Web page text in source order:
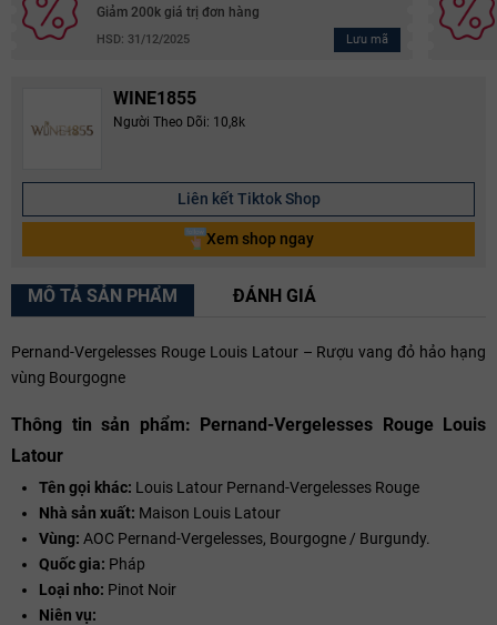
Giảm 200k giá trị đơn hàng
HSD: 31/12/2025 Lưu mã
WINE1855
Người Theo Dõi: 10,8k
Liên kết Tiktok Shop
Xem shop ngay
MÔ TẢ SẢN PHẨM ĐÁNH GIÁ
Pernand-Vergelesses Rouge Louis Latour – Rượu vang đỏ hảo hạng
vùng Bourgogne
Thông tin sản phẩm: Pernand-Vergelesses Rouge Louis
Latour
Tên gọi khác: Louis Latour Pernand-Vergelesses Rouge
Nhà sản xuất: Maison Louis Latour
Vùng: AOC Pernand-Vergelesses, Bourgogne / Burgundy.
Quốc gia: Pháp
Loại nho: Pinot Noir
Niên vụ: